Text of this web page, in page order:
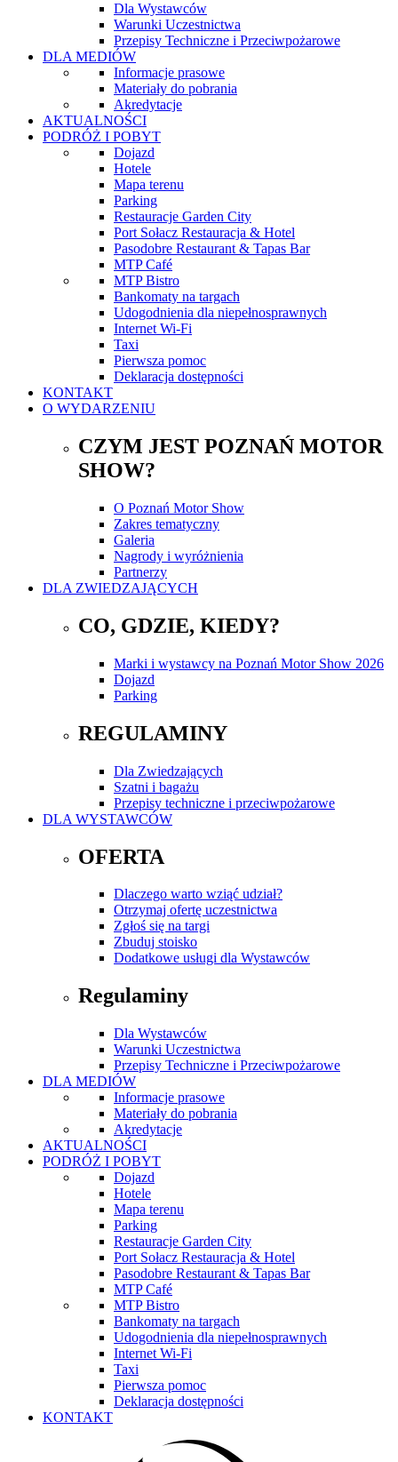
Dla Wystawców
Warunki Uczestnictwa
Przepisy Techniczne i Przeciwpożarowe
DLA MEDIÓW
Informacje prasowe
Materiały do pobrania
Akredytacje
AKTUALNOŚCI
PODRÓŻ I POBYT
Dojazd
Hotele
Mapa terenu
Parking
Restauracje Garden City
Port Sołacz Restauracja & Hotel
Pasodobre Restaurant & Tapas Bar
MTP Café
MTP Bistro
Bankomaty na targach
Udogodnienia dla niepełnosprawnych
Internet Wi-Fi
Taxi
Pierwsza pomoc
Deklaracja dostępności
KONTAKT
O WYDARZENIU
CZYM JEST POZNAŃ MOTOR
SHOW?
O Poznań Motor Show
Zakres tematyczny
Galeria
Nagrody i wyróżnienia
Partnerzy
DLA ZWIEDZAJĄCYCH
CO, GDZIE, KIEDY?
Marki i wystawcy na Poznań Motor Show 2026
Dojazd
Parking
REGULAMINY
Dla Zwiedzających
Szatni i bagażu
Przepisy techniczne i przeciwpożarowe
DLA WYSTAWCÓW
OFERTA
Dlaczego warto wziąć udział?
Otrzymaj ofertę uczestnictwa
Zgłoś się na targi
Zbuduj stoisko
Dodatkowe usługi dla Wystawców
Regulaminy
Dla Wystawców
Warunki Uczestnictwa
Przepisy Techniczne i Przeciwpożarowe
DLA MEDIÓW
Informacje prasowe
Materiały do pobrania
Akredytacje
AKTUALNOŚCI
PODRÓŻ I POBYT
Dojazd
Hotele
Mapa terenu
Parking
Restauracje Garden City
Port Sołacz Restauracja & Hotel
Pasodobre Restaurant & Tapas Bar
MTP Café
MTP Bistro
Bankomaty na targach
Udogodnienia dla niepełnosprawnych
Internet Wi-Fi
Taxi
Pierwsza pomoc
Deklaracja dostępności
KONTAKT